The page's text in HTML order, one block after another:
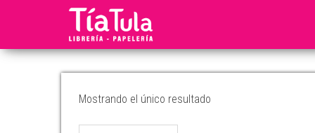
Mostrando el único resultado